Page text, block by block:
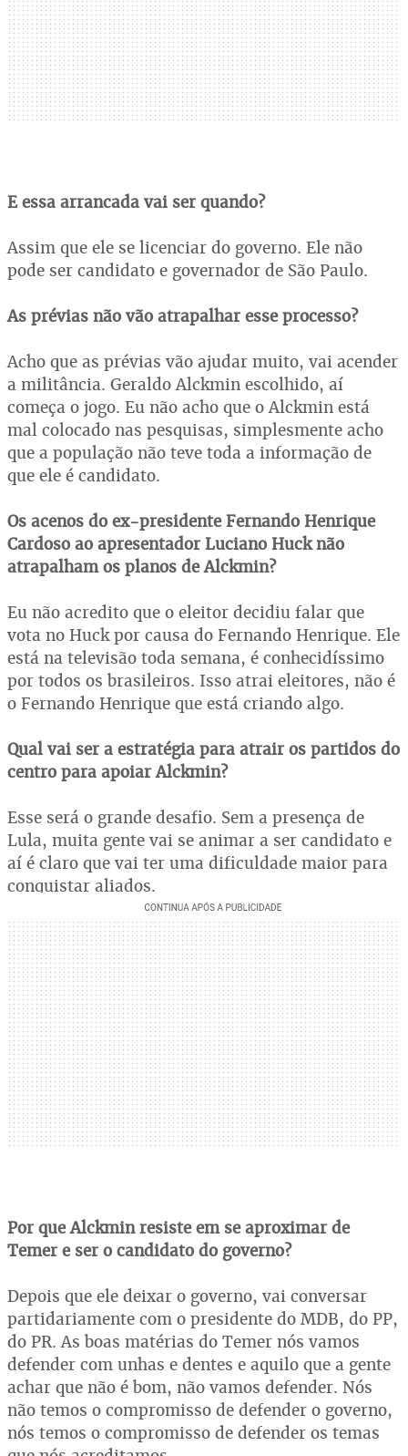
E essa arrancada vai ser quando?
Assim que ele se licenciar do governo. Ele não
pode ser candidato e governador de São Paulo.
As prévias não vão atrapalhar esse processo?
Acho que as prévias vão ajudar muito, vai acender
a militância. Geraldo Alckmin escolhido, aí
começa o jogo. Eu não acho que o Alckmin está
mal colocado nas pesquisas, simplesmente acho
que a população não teve toda a informação de
que ele é candidato.
Os acenos do ex-presidente Fernando Henrique
Cardoso ao apresentador Luciano Huck não
atrapalham os planos de Alckmin?
Eu não acredito que o eleitor decidiu falar que
vota no Huck por causa do Fernando Henrique. Ele
está na televisão toda semana, é conhecidíssimo
por todos os brasileiros. Isso atrai eleitores, não é
o Fernando Henrique que está criando algo.
Qual vai ser a estratégia para atrair os partidos do
centro para apoiar Alckmin?
Esse será o grande desafio. Sem a presença de
Lula, muita gente vai se animar a ser candidato e
aí é claro que vai ter uma dificuldade maior para
conquistar aliados.
Por que Alckmin resiste em se aproximar de
Temer e ser o candidato do governo?
Depois que ele deixar o governo, vai conversar
partidariamente com o presidente do MDB, do PP,
do PR. As boas matérias do Temer nós vamos
defender com unhas e dentes e aquilo que a gente
achar que não é bom, não vamos defender. Nós
não temos o compromisso de defender o governo,
nós temos o compromisso de defender os temas